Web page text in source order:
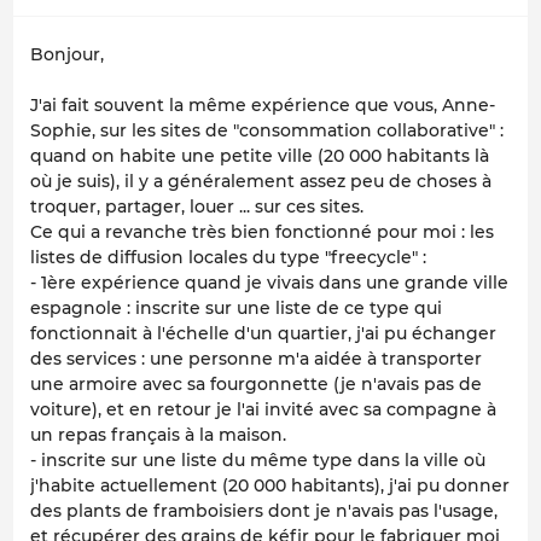
Bonjour,
J'ai fait souvent la même expérience que vous, Anne-
Sophie, sur les sites de "consommation collaborative" :
quand on habite une petite ville (20 000 habitants là
où je suis), il y a généralement assez peu de choses à
troquer, partager, louer ... sur ces sites.
Ce qui a revanche très bien fonctionné pour moi : les
listes de diffusion locales du type "freecycle" :
- 1ère expérience quand je vivais dans une grande ville
espagnole : inscrite sur une liste de ce type qui
fonctionnait à l'échelle d'un quartier, j'ai pu échanger
des services : une personne m'a aidée à transporter
une armoire avec sa fourgonnette (je n'avais pas de
voiture), et en retour je l'ai invité avec sa compagne à
un repas français à la maison.
- inscrite sur une liste du même type dans la ville où
j'habite actuellement (20 000 habitants), j'ai pu donner
des plants de framboisiers dont je n'avais pas l'usage,
et récupérer des grains de kéfir pour le fabriquer moi